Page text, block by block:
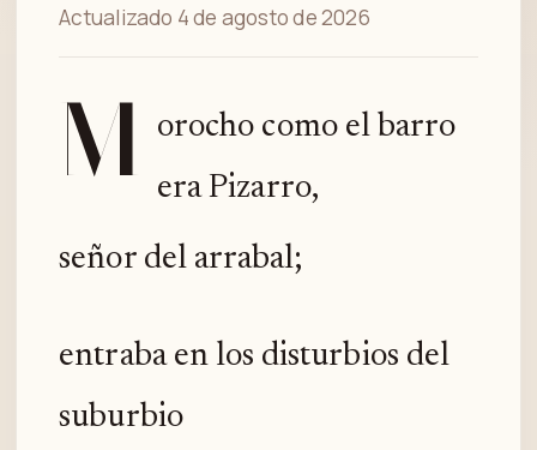
Actualizado 4 de agosto de 2026
M
orocho como el barro
era Pizarro,
señor del arrabal;
entraba en los disturbios del
suburbio